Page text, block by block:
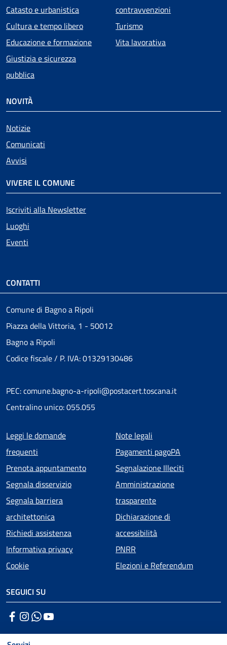
Catasto e urbanistica
Cultura e tempo libero
Educazione e formazione
Giustizia e sicurezza
pubblica
contravvenzioni
Turismo
Vita lavorativa
NOVITÀ
Notizie
Comunicati
Avvisi
VIVERE IL COMUNE
Iscriviti alla Newsletter
Luoghi
Eventi
CONTATTI
Comune di Bagno a Ripoli
Piazza della Vittoria, 1 - 50012
Bagno a Ripoli
Codice fiscale / P. IVA: 01329130486
PEC: comune.bagno-a-ripoli@postacert.toscana.it
Centralino unico: 055.055
Menu piè di pagina
Leggi le domande
frequenti
Prenota appuntamento
Segnala disservizio
Segnala barriera
architettonica
Richiedi assistenza
Informativa privacy
Cookie
Note legali
Pagamenti pagoPA
Segnalazione Illeciti
Amministrazione
trasparente
Dichiarazione di
accessibilità
PNRR
Elezioni e Referendum
SEGUICI SU
Facebook
Instagram
WhatsApp